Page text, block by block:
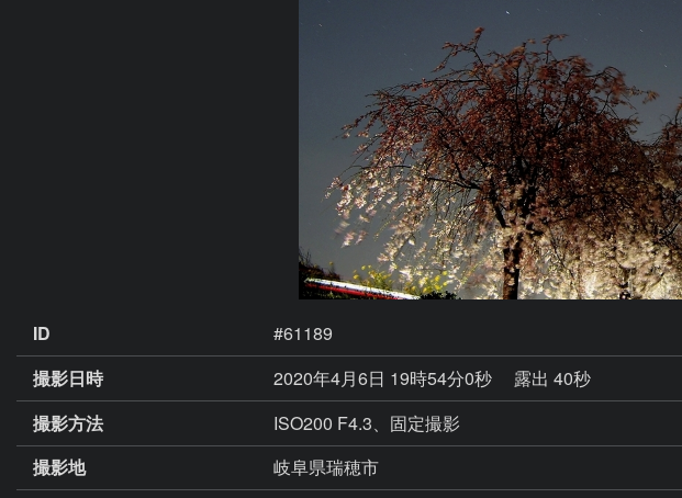
ID
#61189
撮影日時
2020年4月6日 19時54分0秒
露出 40秒
撮影方法
ISO200 F4.3、固定撮影
撮影地
岐阜県瑞穂市